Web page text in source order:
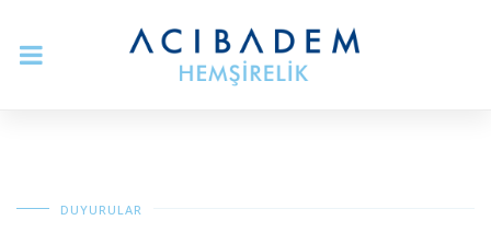
DUYURULAR